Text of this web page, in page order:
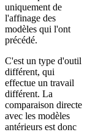
uniquement de
l'affinage des
modèles qui l'ont
précédé.
C'est un type d'outil
différent, qui
effectue un travail
différent. La
comparaison directe
avec les modèles
antérieurs est donc